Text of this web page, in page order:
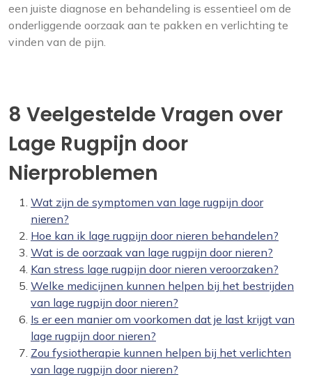
een juiste diagnose en behandeling is essentieel om de
onderliggende oorzaak aan te pakken en verlichting te
vinden van de pijn.
8 Veelgestelde Vragen over
Lage Rugpijn door
Nierproblemen
Wat zijn de symptomen van lage rugpijn door
nieren?
Hoe kan ik lage rugpijn door nieren behandelen?
Wat is de oorzaak van lage rugpijn door nieren?
Kan stress lage rugpijn door nieren veroorzaken?
Welke medicijnen kunnen helpen bij het bestrijden
van lage rugpijn door nieren?
Is er een manier om voorkomen dat je last krijgt van
lage rugpijn door nieren?
Zou fysiotherapie kunnen helpen bij het verlichten
van lage rugpijn door nieren?